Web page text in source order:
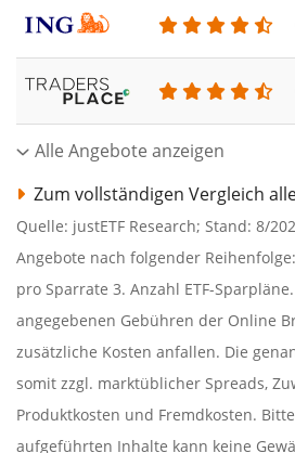
Alle Angebote anzeigen
Zum vollständigen Vergleich
Quelle: justETF Research; Stand: 8/
Angebote nach folgender
pro Sparrate 3. Anzahl ETF-
angegebenen Gebühren der Online
zusätzliche Kosten anfallen. Die
somit zzgl. marktüblicher Spreads,
Produktkosten und Fremdkosten.
aufgeführten Inhalte kann keine